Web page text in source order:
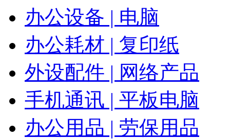
办公设备 | 电脑
办公耗材 | 复印纸
外设配件 | 网络产品
手机通讯 | 平板电脑
办公用品 | 劳保用品